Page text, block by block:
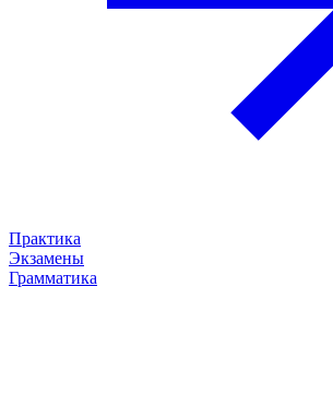
Практика
Экзамены
Грамматика